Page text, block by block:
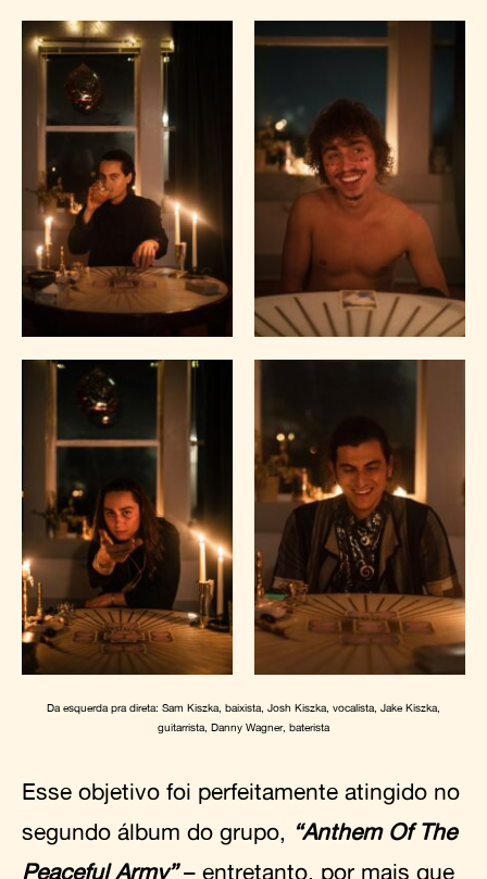
Da esquerda pra direta: Sam Kiszka, baixista, Josh Kiszka, vocalista, Jake Kiszka,
guitarrista, Danny Wagner, baterista
Esse objetivo foi perfeitamente atingido no
segundo álbum do grupo, “Anthem Of The
Peaceful Army”– entretanto, por mais que